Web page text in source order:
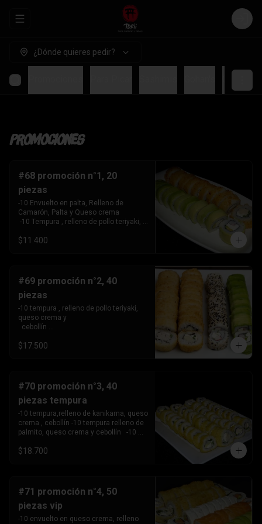
Abrir menu de navegación Login
¿Dónde quieres pedir?
Promociones
#68 promoción n°1, 20
piezas
-10 Envuelto en palta, Relleno de
Camarón, Palta y Queso crema
-10 Tempura , relleno de pollo teriyaki,
$11.400
#69 promoción n°2, 40
piezas
-10 tempura , relleno de pollo teriyaki,
queso crema y
  cebollín
crema y cebollín. -10 envuelto en palta,
kanikama, queso crema
   y cebollín .
$17.500
#70 promoción n°3, 40
piezas tempura
-10 tempura,relleno de kanikama, queso
crema , cebollín -10 tempura relleno de
palmito, queso crema y cebollín   -10
crema y
$18.700
#71 promoción n°4, 50
piezas vip
-10 envuelto en queso crema, relleno